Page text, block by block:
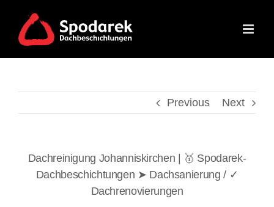
content
Previous Next
Dachreinigung Johanniskirchen | 🥇 Spodarek-
Dachbeschichtungen ➤ Dachsanierung / ✓
Dachrenovierungen